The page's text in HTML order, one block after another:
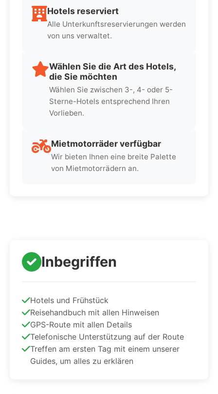
Hotels reserviert
Alle Unterkunftsreservierungen werden
von uns verwaltet.
Wählen Sie die Art des Hotels,
die Sie möchten
Wählen Sie zwischen 3-, 4- oder 5-
Sterne-Hotels entsprechend Ihren
Vorlieben.
Mietmotorräder verfügbar
Wir bieten Ihnen eine breite Palette
von Mietmotorrädern an.
Inbegriffen
Hotels und Frühstück
Reisehandbuch mit allen Hinweisen
GPS-Route mit allen Details
Telefonische Unterstützung auf der Route
Treffen am ersten Tag mit einem unserer
Guides, um alles zu erklären